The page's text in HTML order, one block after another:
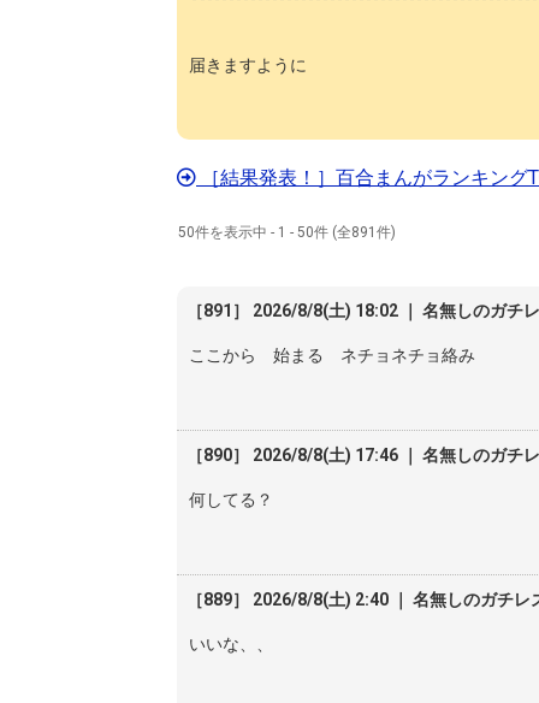
届きますように
［結果発表！］百合まんがランキング
50件を表示中 - 1 - 50件 (全891件)
［891］ 2026/8/8(土) 18:02 ｜ 名無しのガチ
ここから 始まる ネチョネチョ絡み
［890］ 2026/8/8(土) 17:46 ｜ 名無しのガチ
何してる？
［889］ 2026/8/8(土) 2:40 ｜ 名無しのガチレ
いいな、、